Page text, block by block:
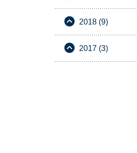
2018 (9)
2017 (3)